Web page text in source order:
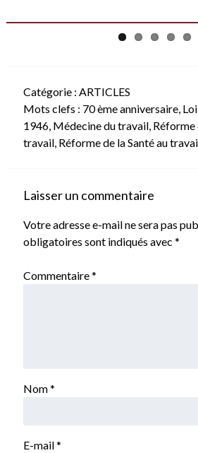
Catégorie : ARTICLES
Mots clefs : 70 ème anniversaire,
1946, Médecine du travail, Réforme
travail, Réforme de la Santé au
Laisser un commentaire
Votre adresse e-mail ne sera pas
obligatoires sont indiqués avec *
Commentaire*
Nom*
E-mail*